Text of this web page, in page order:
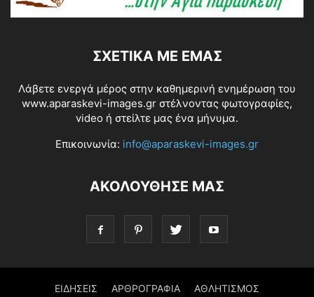
ΣΧΕΤΙΚΆ ΜΕ ΕΜΆΣ
Λάβετε ενεργά μέρος στην καθημερινή ενημέρωση του
www.aparaskevi-images.gr στέλνοντας φωτογραφίες,
video ή στείλτε μας ένα μήνυμα.
Επικοινωνία: info@aparaskevi-images.gr
ΑΚΟΛΟΥΘΗΣΕ ΜΑΣ
ΕΙΔΗΣΕΙΣ ΑΡΘΡΟΓΡΑΦΙΑ ΑΘΛΗΤΙΣΜΟΣ